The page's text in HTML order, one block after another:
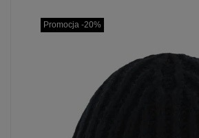
Promocja -20%